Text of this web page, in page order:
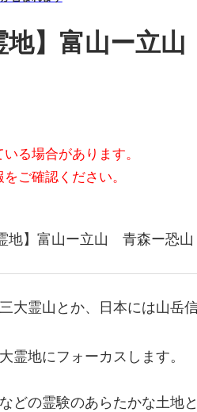
地】富山ー
る場合があります。
ご確認ください。
地】富山ー立山 青森ー恐
大霊山とか、日本には山岳
霊地にフォーカスします。
どの霊験のあらたかな土地